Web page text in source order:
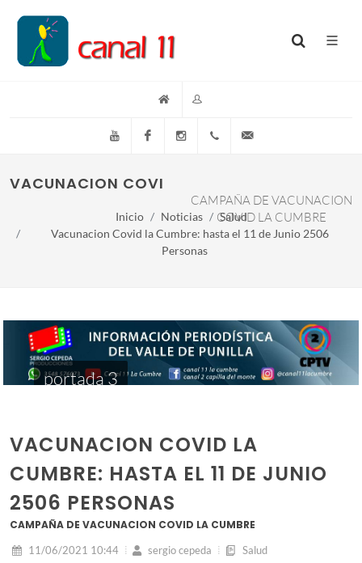
YouTube FacebookInstagram(+54)(9)3548-576073
VACUNACION COVID LA CUMBRE: HASTA EL
CAMPAÑA DE VACUNACION
COVID LA CUMBRE
Inicio Noticias
Salud
Vacunacion Covid la Cumbre: hasta el 11 de Junio 2506
Personas
portada 3
VACUNACION COVID LA
CUMBRE: HASTA EL 11 DE JUNIO
2506 PERSONAS
CAMPAÑA DE VACUNACION COVID LA CUMBRE
11/06/2021 10:44 sergio cepeda
Salud